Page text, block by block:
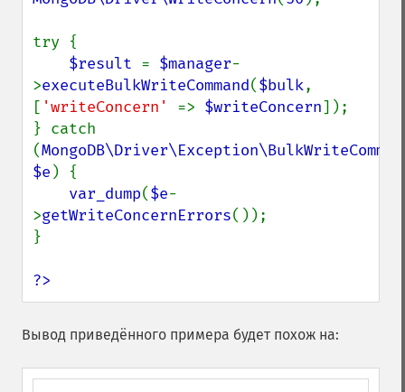
try {
$result = $manager-
>executeBulkWriteCommand($bulk,
[ 'writeConcern' => $writeConcern]);
} catch
(
$e ) {
var_dump($e-
>getWriteConcernErrors());
}
?>
Вывод приведённого примера будет похож на: